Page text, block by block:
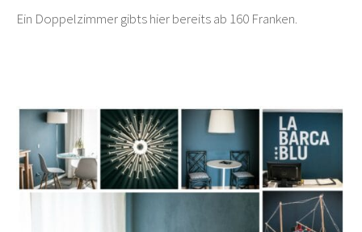
Ein Doppelzimmer gibts hier bereits ab 160 Franken.